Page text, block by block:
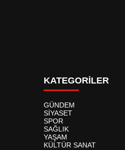
KATEGORİLER
GÜNDEM
SİYASET
SPOR
SAĞLIK
YAŞAM
KÜLTÜR SANAT